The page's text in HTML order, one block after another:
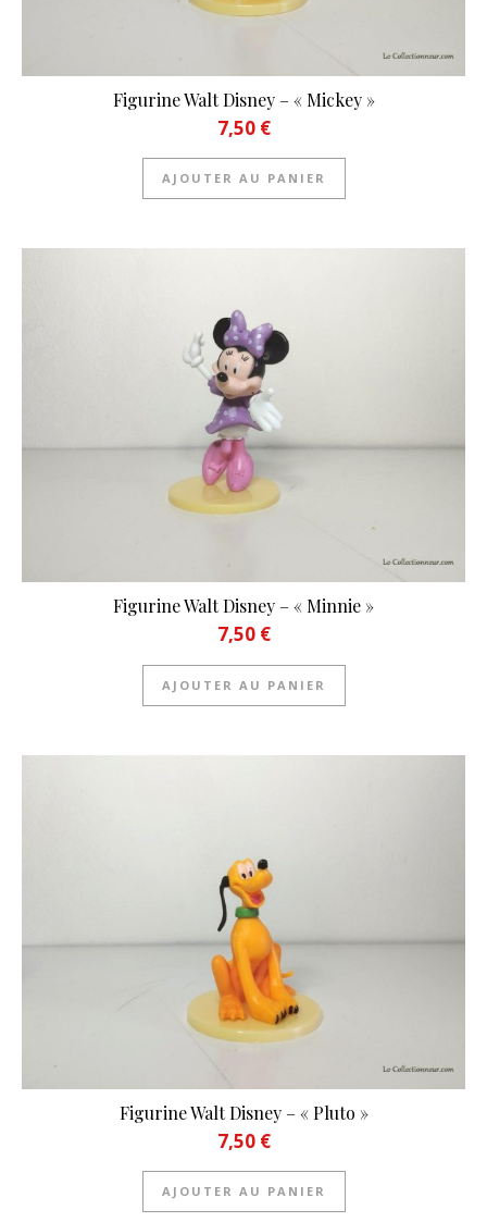
Figurine Walt Disney – « Mickey »
7,50 €
AJOUTER AU PANIER
Figurine Walt Disney – « Minnie »
7,50 €
AJOUTER AU PANIER
Figurine Walt Disney – « Pluto »
7,50 €
AJOUTER AU PANIER